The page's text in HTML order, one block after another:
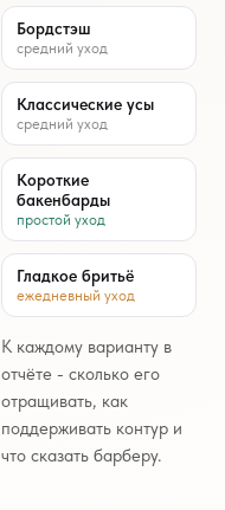
Бордстэш
средний уход
Классические усы
средний уход
Короткие
бакенбарды
простой уход
Гладкое бритьё
ежедневный уход
К каждому варианту в
отчёте - сколько его
отращивать, как
поддерживать контур и
что сказать барберу.